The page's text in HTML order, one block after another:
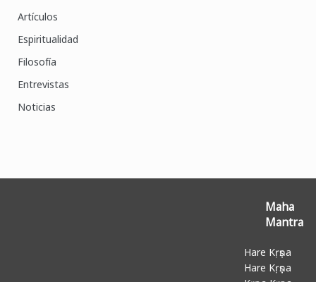
Artículos
Espiritualidad
Filosofía
Entrevistas
Noticias
Maha
Mantra
Hare Kṛṣṇa
Hare Kṛṣṇa